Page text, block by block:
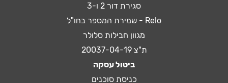
סגירת דור 2 ו-3
Relo - שמירת המספר בחו"ל
מגוון חבילות סלולר
ת"צ 20037-04-19
ביטול עסקה
כניסת סוכנים